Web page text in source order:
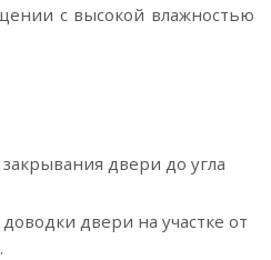
с высокой влажностью
двери до угла
двери на участке от